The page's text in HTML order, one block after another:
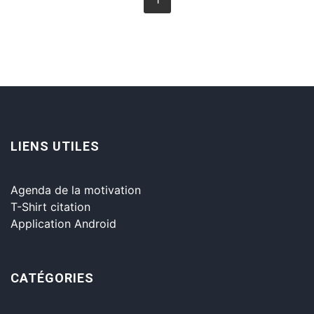
LIENS UTILES
Agenda de la motivation
T-Shirt citation
Application Android
CATÉGORIES